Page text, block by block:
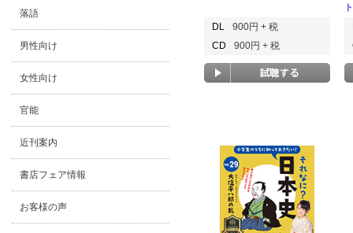
落語
男性向け
女性向け
官能
近刊案内
書店フェア情報
お客様の声
DL
900円 + 税
CD
900円 + 税